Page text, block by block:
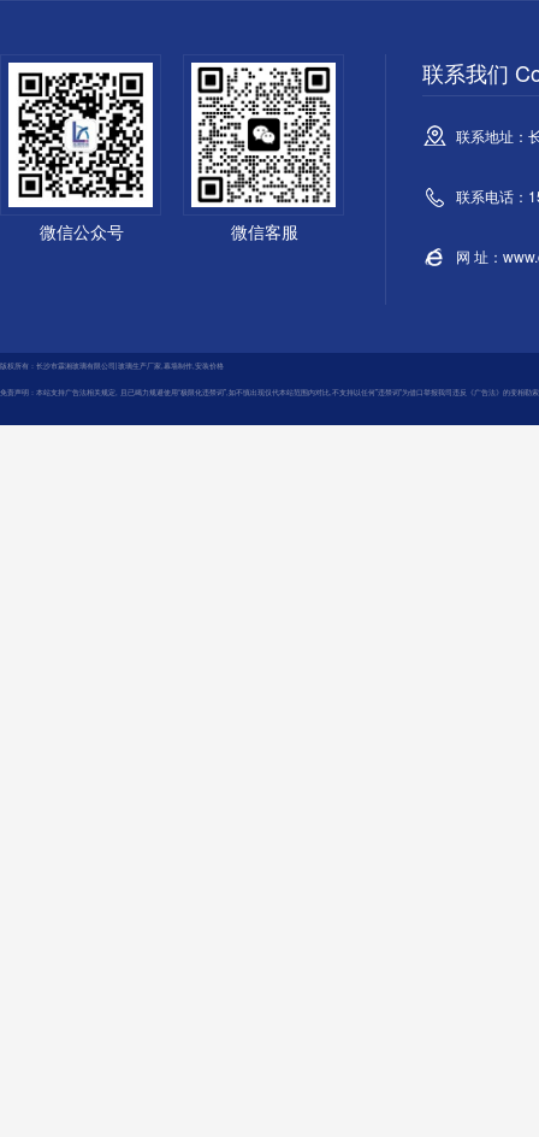
微信公众号 微信客服
联系我们
联系地址：
联系电话：
网 址：
版权所有：长沙市霖湘玻璃有限公司|玻璃生产厂家,幕墙制作,安装价格
免责声明：本站支持广告法相关规定, 且已竭力规避使用“极限化违禁词",如不慎出现仅代本站范围内对比,不支持以任何"违禁词”为借口举报我司违反《广告法》的变相勒